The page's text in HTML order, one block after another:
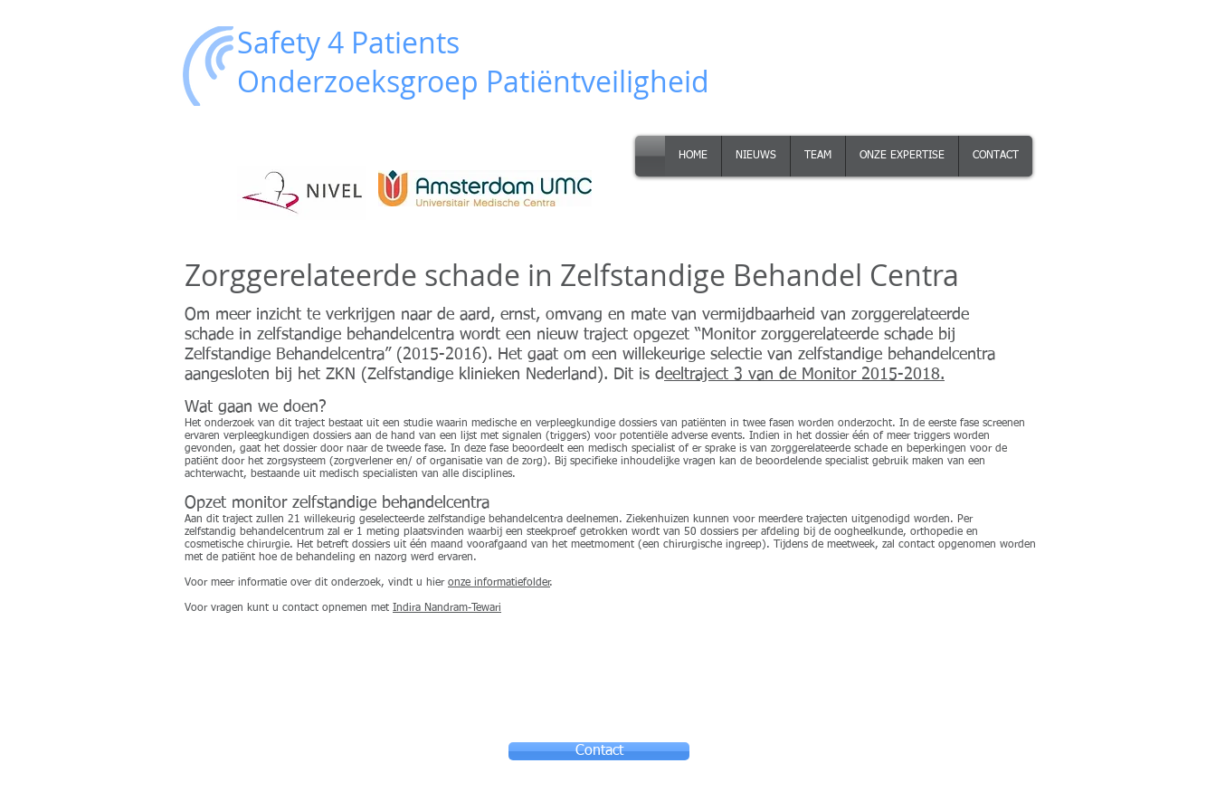
Safety 4 Patients
Onderzoeksgroep Patiëntveiligheid
HOME NIEUWS TEAM ONZE EXPERTISE CONTACT
Zorggerelateerde schade in Zelfstandige Behandel Centra
Om meer inzicht te verkrijgen naar de aard, ernst, omvang en mate van vermijdbaarheid van zorggerelateerde
schade in zelfstandige behandelcentra wordt een nieuw traject opgezet “Monitor zorggerelateerde schade bij
Zelfstandige Behandelcentra” (2015-2016). Het gaat om een willekeurige selectie van zelfstandige behandelcentra
aangesloten bij het ZKN (Zelfstandige klinieken Nederland). Dit is deeltraject 3 van de Monitor 2015-2018.
Wat gaan we doen?
Het onderzoek van dit traject bestaat uit een studie waarin medische en verpleegkundige dossiers van patiënten in twee fasen worden onderzocht. In de eerste fase screenen
ervaren verpleegkundigen dossiers aan de hand van een lijst met signalen (triggers) voor potentiële adverse events. Indien in het dossier één of meer triggers worden
gevonden, gaat het dossier door naar de tweede fase. In deze fase beoordeelt een medisch specialist of er sprake is van zorggerelateerde schade en beperkingen voor de
patiënt door het zorgsysteem (zorgverlener en/ of organisatie van de zorg). Bij specifieke inhoudelijke vragen kan de beoordelende specialist gebruik maken van een
achterwacht, bestaande uit medisch specialisten van alle disciplines.
Opzet monitor zelfstandige behandelcentra
Aan dit traject zullen 21 willekeurig geselecteerde zelfstandige behandelcentra deelnemen. Ziekenhuizen kunnen voor meerdere trajecten uitgenodigd worden. Per
zelfstandig behandelcentrum zal er 1 meting plaatsvinden waarbij een steekproef getrokken wordt van 50 dossiers per afdeling bij de oogheelkunde, orthopedie en
cosmetische chirurgie. Het betreft dossiers uit één maand voorafgaand van het meetmoment (een chirurgische ingreep). Tijdens de meetweek, zal contact opgenomen worden
met de patiënt hoe de behandeling en nazorg werd ervaren.
Voor meer informatie over dit onderzoek, vindt u hier onze informatiefolder.
Voor vragen kunt u contact opnemen met Indira Nandram-Tewari
Contact